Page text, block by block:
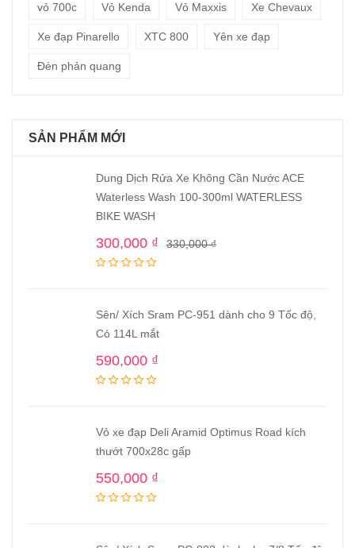
vỏ 700c Vỏ Kenda Vỏ Maxxis Xe Chevaux
Xe đạp Pinarello XTC 800 Yên xe đạp
Đèn phản quang
SẢN PHẨM MỚI
Dung Dịch Rửa Xe Không Cần Nước ACE
Waterless Wash 100-300ml WATERLESS
BIKE WASH
330,000₫
300,000 ₫
Sên/ Xích Sram PC-951 dành cho 9 Tốc độ,
Có 114L mắt
590,000 ₫
Vỏ xe đạp Deli Aramid Optimus Road kích
thướt 700x28c gấp
550,000 ₫